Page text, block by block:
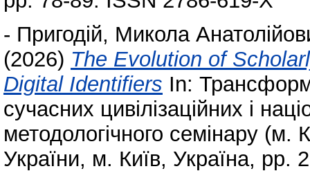
- Пригодій, Микола
(2026) The Evolution of
Digital Identifiers In:
сучасних цивілізаційних і
методологічного семінару
України, м. Київ, Україна, pp.